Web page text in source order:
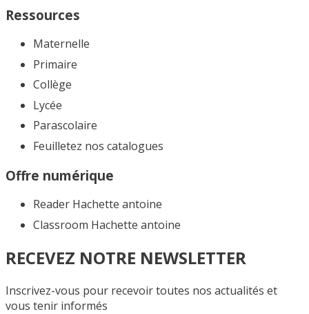
Ressources
Maternelle
Primaire
Collège
Lycée
Parascolaire
Feuilletez nos catalogues​
Offre numérique
Reader Hachette antoine
Classroom Hachette antoine
RECEVEZ NOTRE NEWSLETTER
Inscrivez-vous pour recevoir toutes nos actualités et
vous tenir informés